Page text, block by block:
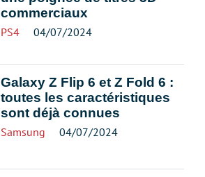
commerciaux
PS4 04/07/2024
Galaxy Z Flip 6 et Z Fold 6 :
toutes les caractéristiques
sont déjà connues
Samsung 04/07/2024